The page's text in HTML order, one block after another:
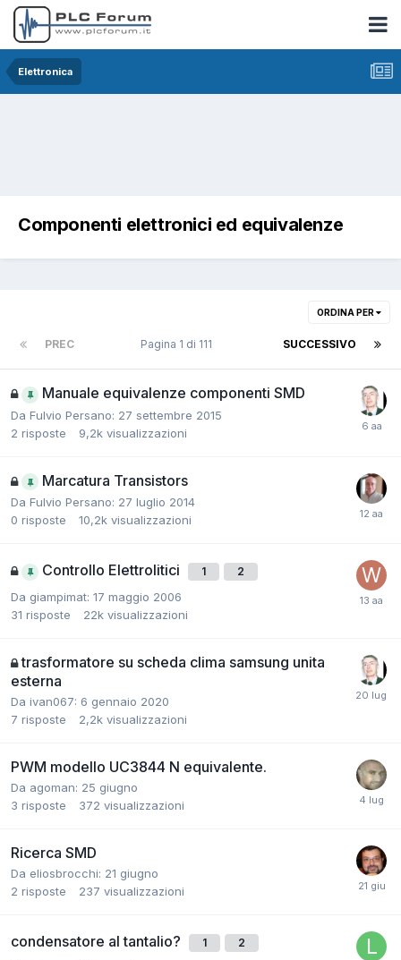
Elettronica
Componenti elettronici ed equivalenze
ORDINA PER
PREC SUCCESSIVO
Pagina 1 di 111
Manuale equivalenze componenti SMD
Da Fulvio Persano: 27 settembre 2015
2 risposte 9,2k visualizzazioni
Marcatura Transistors
Da Fulvio Persano: 27 luglio 2014
0 risposte 10,2k visualizzazioni
Controllo Elettrolitici 1 2
Da giampimat: 17 maggio 2006
31 risposte 22k visualizzazioni
trasformatore su scheda clima samsung unita
esterna
Da ivan067: 6 gennaio 2020
7 risposte 2,2k visualizzazioni
PWM modello UC3844 N equivalente.
Da agoman: 25 giugno
3 risposte 372 visualizzazioni
Ricerca SMD
Da eliosbrocchi: 21 giugno
2 risposte 237 visualizzazioni
condensatore al tantalio? 1 2